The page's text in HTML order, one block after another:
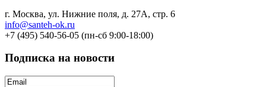
г. Москва, ул. Нижние поля, д. 27А, стр. 6
info@santeh-ok.ru
+7 (495) 540-56-05 (пн-сб 9:00-18:00)
Подписка на новости